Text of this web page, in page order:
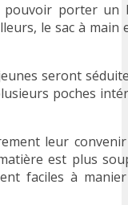
porter un
le sac à
seront
poches
leur
est plus
faciles à